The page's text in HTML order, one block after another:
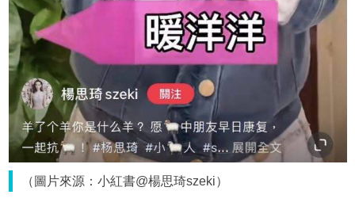
（圖片來源：小紅書@楊思琦szeki）